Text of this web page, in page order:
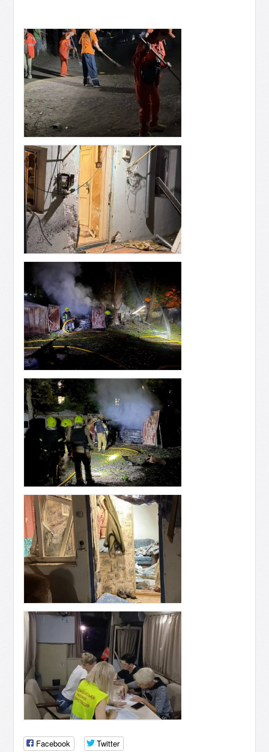
Facebook Twitter